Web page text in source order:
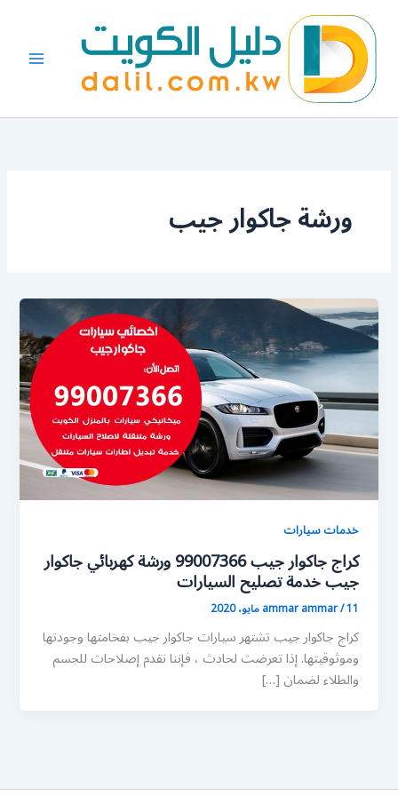
المحتوى
ورشة جاكوار جيب
خدمات سيارات
كراج جاكوار جيب 99007366 ورشة كهربائي جاكوار
جيب خدمة تصليح السيارات
ammar ammar/11 مايو، 2020
كراج جاكوار جيب تشتهر سيارات جاكوار جيب بفخامتها وجودتها
وموثوقيتها. إذا تعرضت لحادث ، فإننا نقدم إصلاحات للجسم
والطلاء لضمان […]